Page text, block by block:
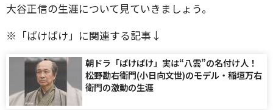
大谷正信の生涯について見ていきましょう。
※「ばけばけ」に関連する記事↓
朝ドラ「ばけばけ」実は“八雲”の名付け人！
松野勘右衛門(小日向文世)のモデル・稲垣万右
衛門の激動の生涯